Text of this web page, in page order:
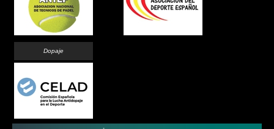
Dopaje